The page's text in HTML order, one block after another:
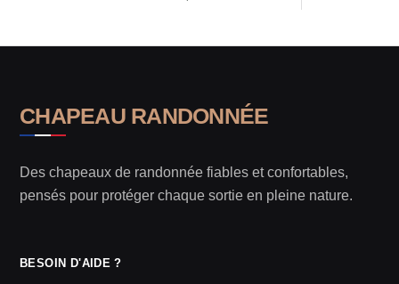
CHAPEAU RANDONNÉE
Des chapeaux de randonnée fiables et confortables,
pensés pour protéger chaque sortie en pleine nature.
BESOIN D'AIDE ?